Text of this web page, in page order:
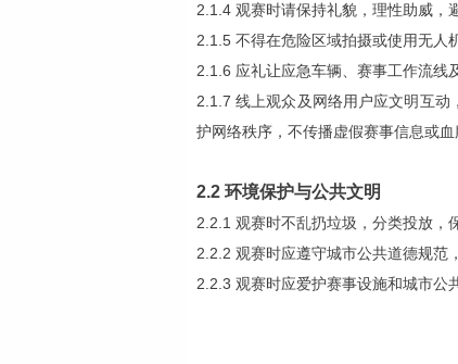
2.1.4 观赛时请保持礼貌，理性助威，
2.1.5 不得在危险区域拍摄或使用无人
2.1.6 应礼让应急车辆、赛事工作流线
2.1.7 线上观众及网络用户应文明互
护网络秩序，不传播虚假赛事信息或
2.2 环境保护与公共文明
2.2.1 观赛时不乱扔垃圾，分类投放，
2.2.2 观赛时应遵守城市公共道德规范
2.2.3 观赛时应爱护赛事设施和城市公